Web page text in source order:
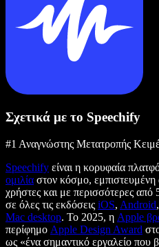
Σχετικά με το Speechify
#1 Αναγνώστης Μετατροπής
Speechify είναι η κορυφαία
ομιλία στον κόσμο,
χρήστες και με περισσότερες από
σε όλες τις εκδόσεις iOS, Android,
Mac desktop. Το 2025, η Apple
περίφημο Apple Design Award
ως «ένα σημαντικό εργαλείο που